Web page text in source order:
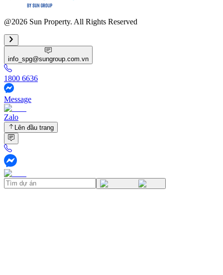
@2026 Sun Property. All Rights Reserved
info_spg@sungroup.com.vn
1800 6636
Message
Zalo
Lên đầu trang